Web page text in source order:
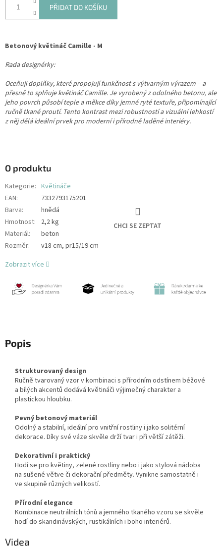
PŘIDAT DO KOŠÍKU
Betonový květináč Camille - M
Rada designérky:
Oceňuji doplňky, které propojují funkčnost s výtvarným výrazem – a
přesně to splňuje květináč Camille. Je vyrobený z odolného betonu, ale
jeho povrch působí teple a měkce díky jemné ryté textuře, připomínající
ručně tkané proutí. Tento kontrast mezi robustností a vizuální lehkostí
z něj dělá ideální prvek pro moderní i přírodně laděné interiéry.
O produktu
Kategorie: Květináče
EAN:
7332793175201
Barva:
hnědá
Hmotnost:
2,2 kg
Materiál:
beton
Rozměr: v18 cm, pr15/19 cm
CHCI SE ZEPTAT
Zobrazit více
Popis
Strukturovaný design
Ručně tvarovaný vzor v kombinaci s přírodním odstínem béžové
a bílých akcentů dodává květináči výjimečný charakter a
plastickou hloubku.
Pevný betonový materiál
Odolný a stabilní, ideální pro vnitřní rostliny i jako solitérní
dekorace. Díky své váze skvěle drží tvar i při větší zátěži.
Dekorativní i praktický
Hodí se pro květiny, zelené rostliny nebo i jako stylová nádoba
na sušené větve či dekorační předměty. Vynikne samostatně i
ve skupině různých velikostí.
Přírodní elegance
Kombinace neutrálních tónů a jemného tkaného vzoru se skvěle
hodí do skandinávských, rustikálních i boho interiérů.
Videa